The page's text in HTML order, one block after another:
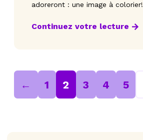
adoreront : une image à colorier!
Continuez votre lecture
← 1 2 3 4 5